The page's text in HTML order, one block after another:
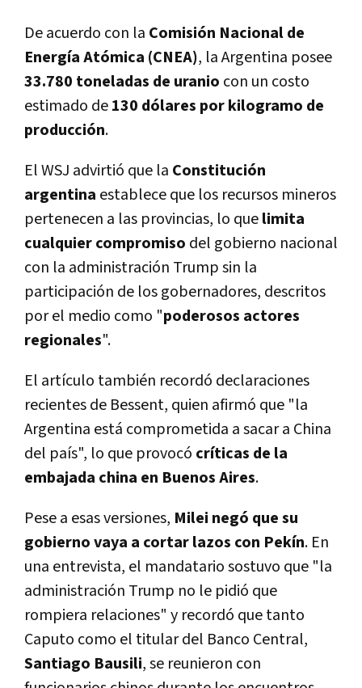
De acuerdo con la Comisión Nacional de
Energía Atómica (CNEA), la Argentina posee
33.780 toneladas de uranio con un costo
estimado de130 dólares por kilogramo de
producción.
El WSJ advirtió que la Constitución
argentina establece que los recursos mineros
pertenecen a las provincias, lo quelimita
cualquier compromiso del gobierno nacional
con la administración Trump sin la
participación de los gobernadores, descritos
por el medio como "poderosos actores
regionales".
El artículo también recordó declaraciones
recientes de Bessent, quien afirmó que "la
Argentina está comprometida a sacar a China
del país", lo que provocó críticas de la
embajada china en Buenos Aires.
Pese a esas versiones, Milei negó que su
gobierno vaya a cortar lazos con Pekín. En
una entrevista, el mandatario sostuvo que "la
administración Trump no le pidió que
rompiera relaciones" y recordó que tanto
Caputo como el titular del Banco Central,
Santiago Bausili, se reunieron con